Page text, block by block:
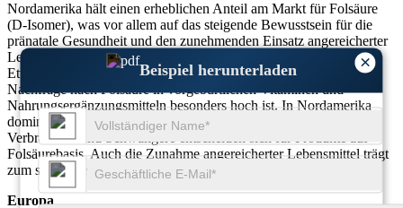
×
Beispiel herunterladen
Nordamerika hält einen erheblichen Anteil am Markt für Folsäure
(D-Isomer), was vor allem auf das steigende Bewusstsein für die
pränatale Gesundheit und den zunehmenden Einsatz angereicherter
Lebensmittel und Nahrungsergänzungsmittel zurückzuführen ist.
Etwa 30 % des Marktanteils entfallen auf diese Region, wobei die
Nachfrage nach Folsäure in vorgeburtlichen Vitaminen und
Nahrungsergänzungsmitteln besonders hoch ist. In Nordamerika
dominiert das Pharmasegment, immer mehr gesundheitsbewusste
Verbraucher und Schwangere entscheiden sich für Produkte auf
Folsäurebasis. Auch die Zunahme angereicherter Lebensmittel trägt
zum steigenden Folsäureverbrauch in der Region bei.
Europa